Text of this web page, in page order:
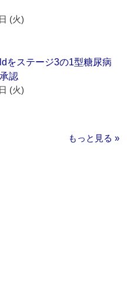
(火)
をステージ3の1型糖尿病
認
(火)
もっと見る »